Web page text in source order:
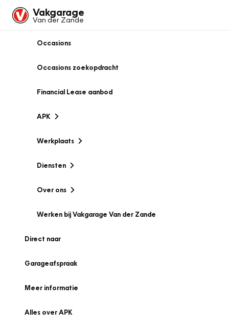
Vakgarage
Van der Zande
Occasions
Occasions zoekopdracht
Financial Lease aanbod
APK
Werkplaats
Diensten
Over ons
Werken bij Vakgarage Van der Zande
Direct naar
Garageafspraak
Meer informatie
Alles over APK